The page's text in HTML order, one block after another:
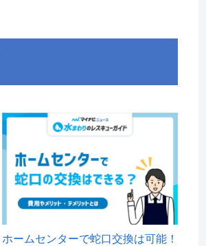
ホームセンターで蛇口交換は可能！